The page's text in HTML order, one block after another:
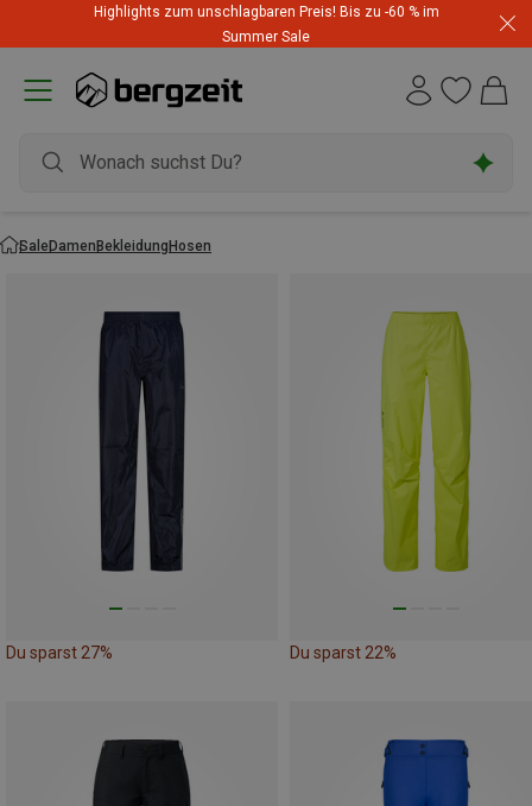
Highlights zum unschlagbaren Preis! Bis zu -60 % im
Summer Sale
SaleDamenBekleidungHosen
Du sparst 27% Du sparst 22%